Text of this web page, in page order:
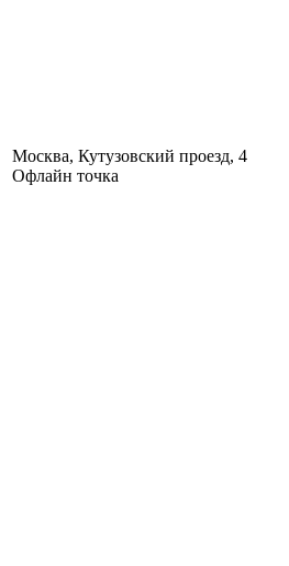
Москва, Кутузовский проезд, 4
Офлайн точка